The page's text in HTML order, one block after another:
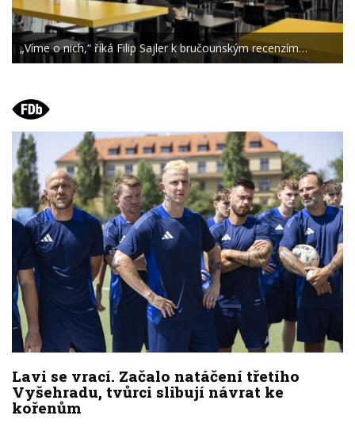
„Víme o nich,“ říká Filip Sajler k bručounským recenzím…
Lavi se vrací. Začalo natáčení třetího
Vyšehradu, tvůrci slibují návrat ke
kořenům